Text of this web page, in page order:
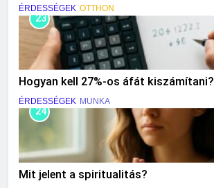
ÉRDESSÉGEK OTTHON
23
Hogyan kell 27%-os áfát kiszámítani?
ÉRDESSÉGEK MUNKA
24
Mit jelent a spiritualitás?